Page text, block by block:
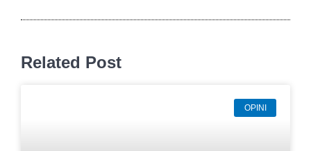
Related Post
OPINI